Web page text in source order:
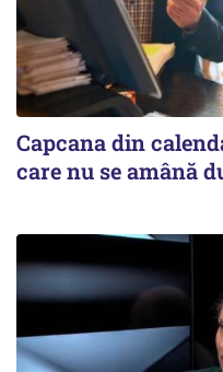
Capcana din
care nu se amână